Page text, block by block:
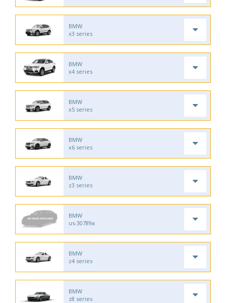
BMW
x3 series
BMW
x4 series
BMW
x5 series
BMW
x6 series
BMW
z3 series
BMW
us-30789a
BMW
z4 series
BMW
z8 series